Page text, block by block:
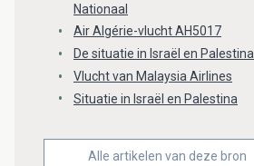
Nationaal
Air Algérie-vlucht AH5017
De situatie in Israël en Palestina
Vlucht van Malaysia Airlines
Situatie in Israël en Palestina
Alle artikelen van deze bron